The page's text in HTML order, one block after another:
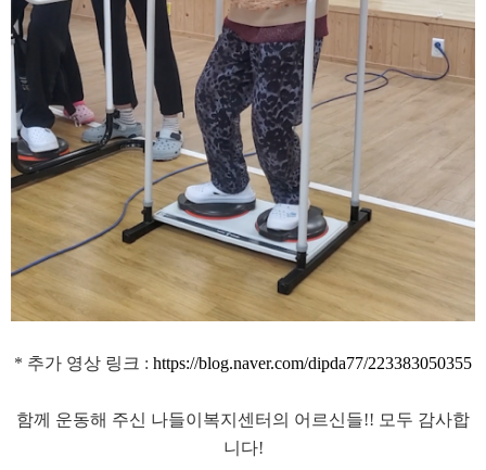
* 추가 영상 링크 : https://blog.naver.com/dipda77/223383050355
함께 운동해 주신 나들이복지센터의 어르신들!! 모두 감사합
니다!